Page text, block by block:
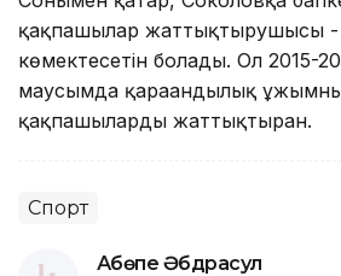
қақпашылар жаттықтырушысы
көмектесетін болады. Ол 2015-
маусымда қарағандылық
қақпашыларды жаттықтырған.
Спорт
Ақбөпе Әбдрасул